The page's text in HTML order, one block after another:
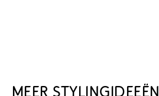
MEER STYLINGIDEEËN